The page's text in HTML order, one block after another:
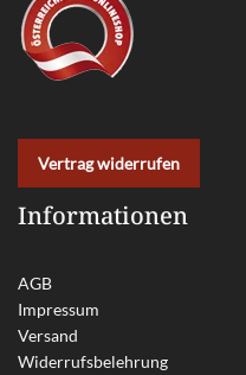
Vertrag widerrufen
Informationen
AGB
Impressum
Versand
Widerrufsbelehrung